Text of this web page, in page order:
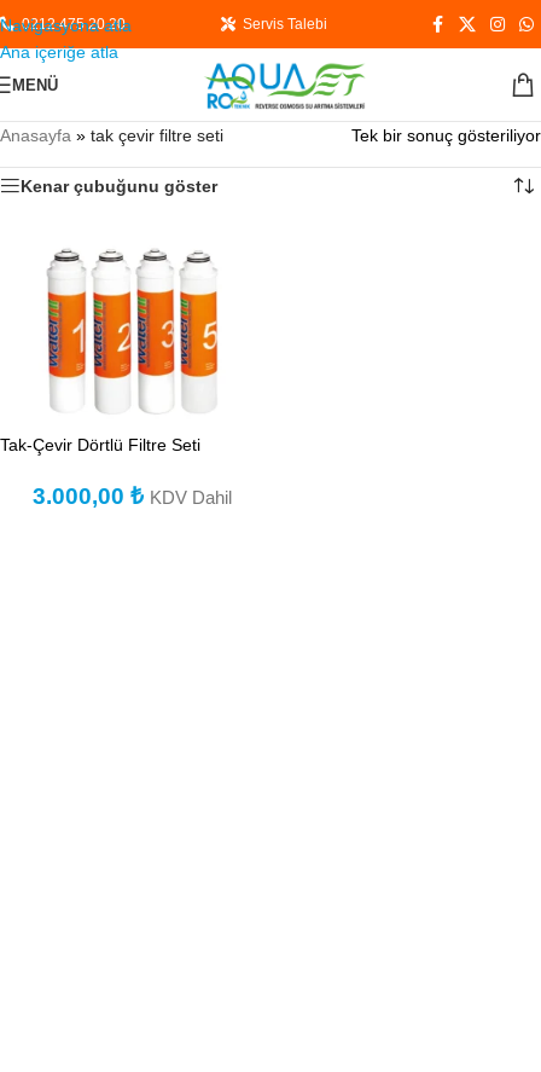
Navigasyona atla
Ana içeriğe atla
0212 475 20 20 Servis Talebi
MENÜ
Anasayfa » tak çevir filtre seti Tek bir sonuç gösteriliyor
Kenar çubuğunu göster
Tak-Çevir Dörtlü Filtre Seti
3.000,00 ₺ KDV Dahil